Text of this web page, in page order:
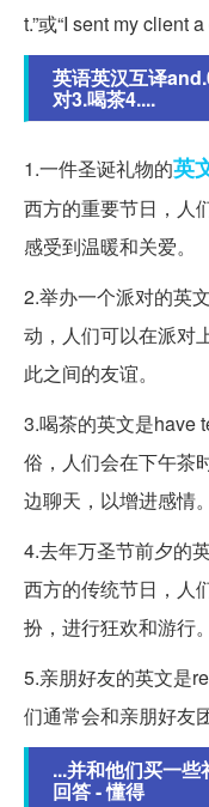
t.”或“I sent my client a
英语英汉互译
对3.喝茶4....
1.一件圣诞礼物的英
西方的重要节日，人
感受到温暖和关爱。
2.举办一个派对的英
动，人们可以在派对
此之间的友谊。
3.喝茶的英文是have
俗，人们会在下午茶
边聊天，以增进感情。
4.去年万圣节前夕的
西方的传统节日，人
扮，进行狂欢和游行。
5.亲朋好友的英文是
们通常会和亲朋好友
...并和他们买一
回答 - 懂得